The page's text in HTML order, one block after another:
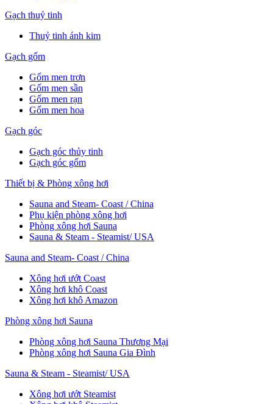
Gạch thuỷ tinh
Thuỷ tinh ánh kim
Gạch gốm
Gốm men trơn
Gốm men sần
Gốm men rạn
Gốm men hoa
Gạch góc
Gạch góc thủy tinh
Gạch góc gốm
Thiết bị & Phòng xông hơi
Sauna and Steam- Coast / China
Phụ kiện phòng xông hơi
Phòng xông hơi Sauna
Sauna & Steam - Steamist/ USA
Sauna and Steam- Coast / China
Xông hơi ướt Coast
Xông hơi khô Coast
Xông hơi khô Amazon
Phòng xông hơi Sauna
Phòng xông hơi Sauna Thương Mại
Phòng xông hơi Sauna Gia Đình
Sauna & Steam - Steamist/ USA
Xông hơi ướt Steamist